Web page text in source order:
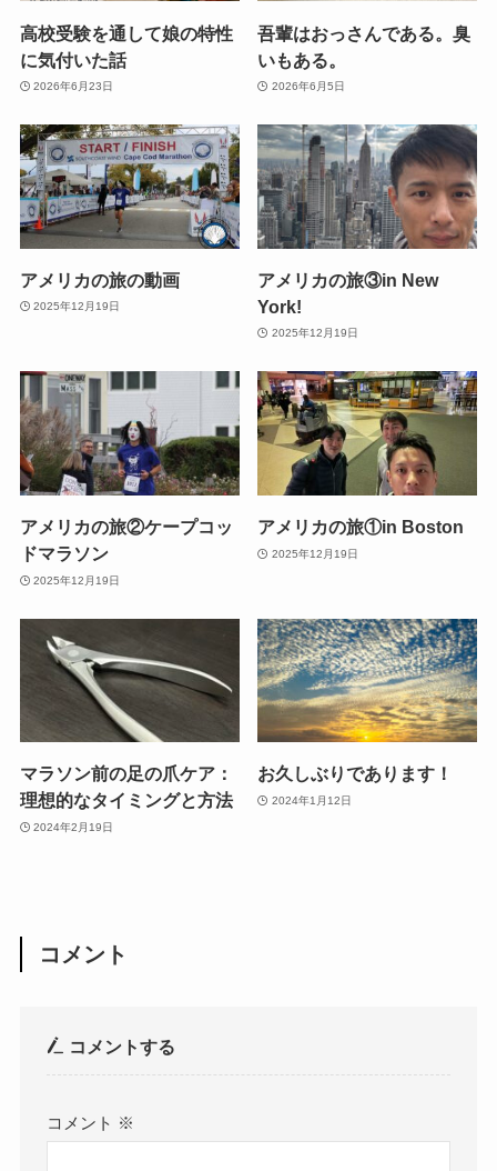
高校受験を通して娘の特性
に気付いた話
2026年6月23日
吾輩はおっさんである。臭
いもある。
2026年6月5日
アメリカの旅の動画
2025年12月19日
アメリカの旅③in New
York!
2025年12月19日
アメリカの旅②ケープコッ
ドマラソン
2025年12月19日
アメリカの旅①in Boston
2025年12月19日
マラソン前の足の爪ケア：
理想的なタイミングと方法
2024年2月19日
お久しぶりであります！
2024年1月12日
コメント
コメントする
コメント ※